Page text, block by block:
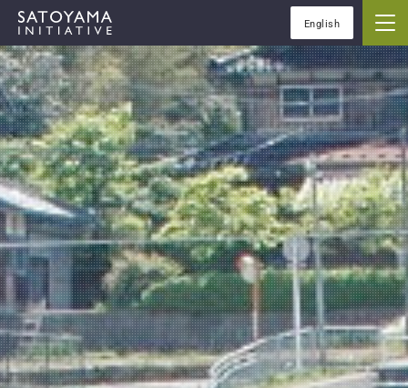
English
IPSIについて
コンセプト
IPSIの活動
ケーススタディ
イベント
ニュース